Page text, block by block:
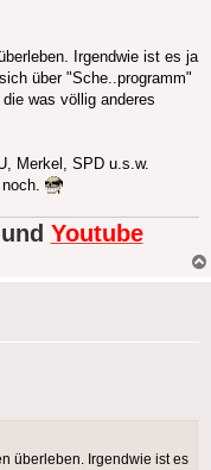
Irgendwie ist es ja
über "Sche..programm"
was völlig anderes
Merkel, SPD u.s.w.
Youtube
überleben. Irgendwie ist es